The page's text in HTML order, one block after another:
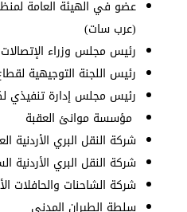
عضو في الهيئة العامة
(عرب سات)
رئيس مجلس وزراء الإتصالات
رئيس اللجنة التوجيهية
رئيس مجلس إدارة تنفيذي
مؤسسة موانئ العقبة
شركة النقل البري الأردنية
شركة النقل البري الأردنية
شركة الشاحنات والحافلات
سلطة الطيران المدني